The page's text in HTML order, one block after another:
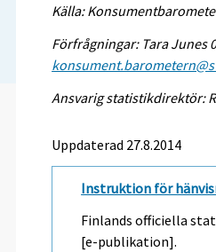
Källa:
Förfrågningar: Tara Junes
Ansvarig statistikdirektör:
Uppdaterad 27.8.2014
Instruktion för
Finlands officiella
[e-publikation].